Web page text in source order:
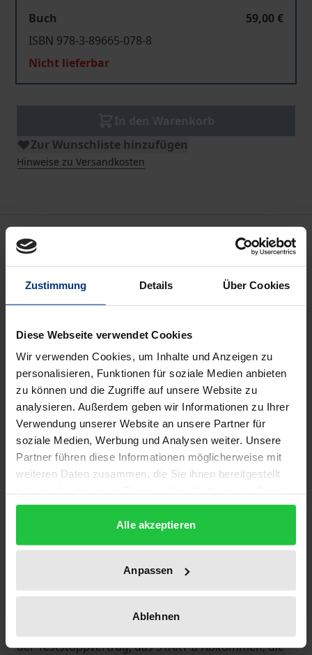
Zustimmung Details Über Cookies
Diese Webseite verwendet Cookies
Wir verwenden Cookies, um Inhalte und Anzeigen zu
personalisieren, Funktionen für soziale Medien anbieten
zu können und die Zugriffe auf unsere Website zu
analysieren. Außerdem geben wir Informationen zu Ihrer
Verwendung unserer Website an unsere Partner für
soziale Medien, Werbung und Analysen weiter. Unsere
Partner führen diese Informationen möglicherweise mit
weiteren Daten zusammen, die Sie ihnen bereitgestellt
gesammelt haben.
Alle akzeptieren
Anpassen
Ablehnen
Buch
59,00 €
ISBN 978-3-89665-078-8
Nicht lieferbar
Zur Wunschliste hinzufügen
Hinweise zu Versandkosten
existiert seit 1960 und deckt die wichtigsten
Abrüstungsdiskussion ab. Band XXVI behandelt den
Zeitraum 1993 bis 1996 und damit eine Periode, in
der wesentliche Weichenstellungen für die neue
internationale Ordnung erfolgten. Der Band enthält
eine Vielzahl von Originaldokumenten zu den
folgenden Themenbereichen: Abrüstung und
Rüstungskontrolle bei Kernwaffen, chemischen
Waffen und konventionellen Waffen;
Völkerrecht (einschließlich Landminenverbot) sowie
die institutionelle Entwicklung von NATO,
KSZE/OSZE, WEU und Vereinte Nationen. Auch sind
die Bemühungen um eine Beilegung des Konflikts in
Bosnien Herzegowina dokumentiert. Unter den hier
der Teststoppvertrag, das START-II-Abkommen, die